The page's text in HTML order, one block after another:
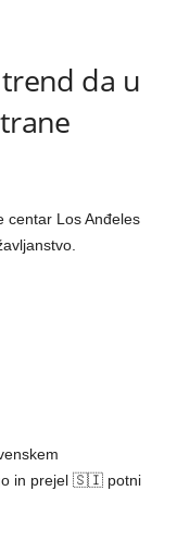
trend da u
centar Los Anđeles
in prejel 🇸🇮 potni